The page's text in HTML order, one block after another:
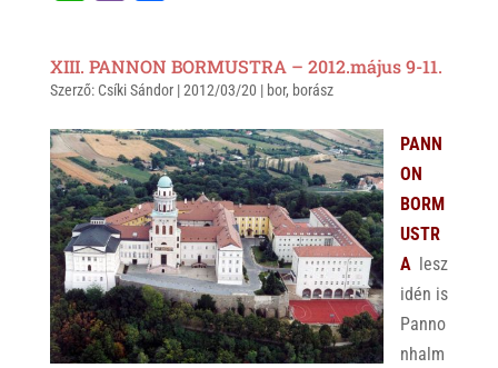
t
A
p
p
e
e
o
o
k
XIII. PANNON BORMUSTRA – 2012.május 9-11.
Szerző: Csíki Sándor|2012/03/20 | bor, borász
PANN
ON
BORM
USTR
Alesz
idén is
Panno
nhalm